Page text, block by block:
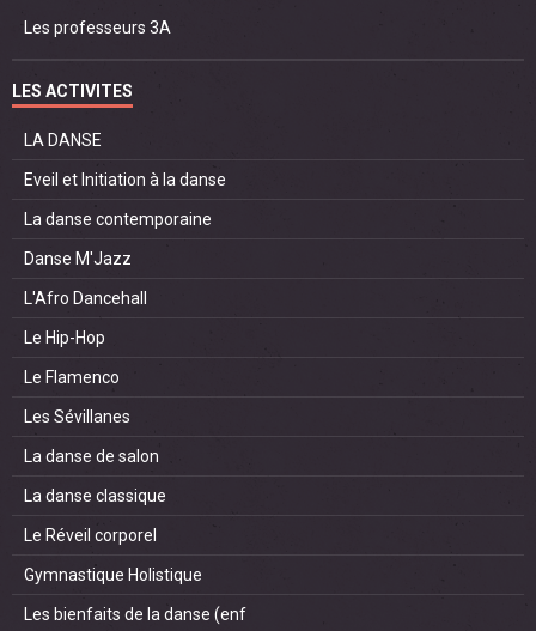
Les professeurs 3A
LES ACTIVITES
LA DANSE
Eveil et Initiation à la danse
La danse contemporaine
Danse M'Jazz
L'Afro Dancehall
Le Hip-Hop
Le Flamenco
Les Sévillanes
La danse de salon
La danse classique
Le Réveil corporel
Gymnastique Holistique
Les bienfaits de la danse (enf